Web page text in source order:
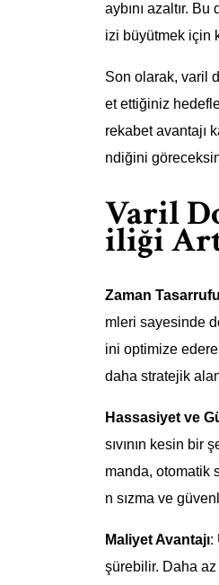
aybını azaltır.
izi büyütmek için
Son olarak, varil
et ettiğiniz
rekabet avantajı
ndiğini
Varil
iliği
Zaman
mleri sayesinde
ini optimize
daha stratejik
Hassasiyet ve
sıvının kesin bir
manda, otomatik
n sızma ve
Maliyet Avantajı:
şürebilir. Daha az